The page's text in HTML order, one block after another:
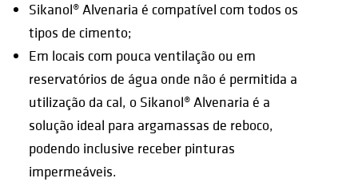
Sikanol® Alvenaria é compatível com todos os
tipos de cimento;
Em locais com pouca ventilação ou em
reservatórios de água onde não é permitida a
utilização da cal, o Sikanol® Alvenaria é a
solução ideal para argamassas de reboco,
podendo inclusive receber pinturas
impermeáveis.